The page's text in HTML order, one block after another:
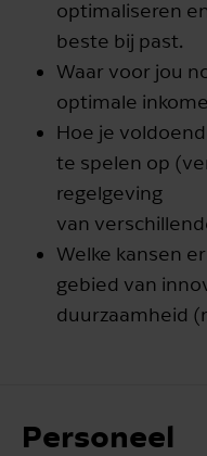
optimaliseren
beste bij past.
Waar voor jou
optimale
Hoe je
te spelen op
regelgeving
van
Welke kansen
gebied van
duurzaamheid
Personeel